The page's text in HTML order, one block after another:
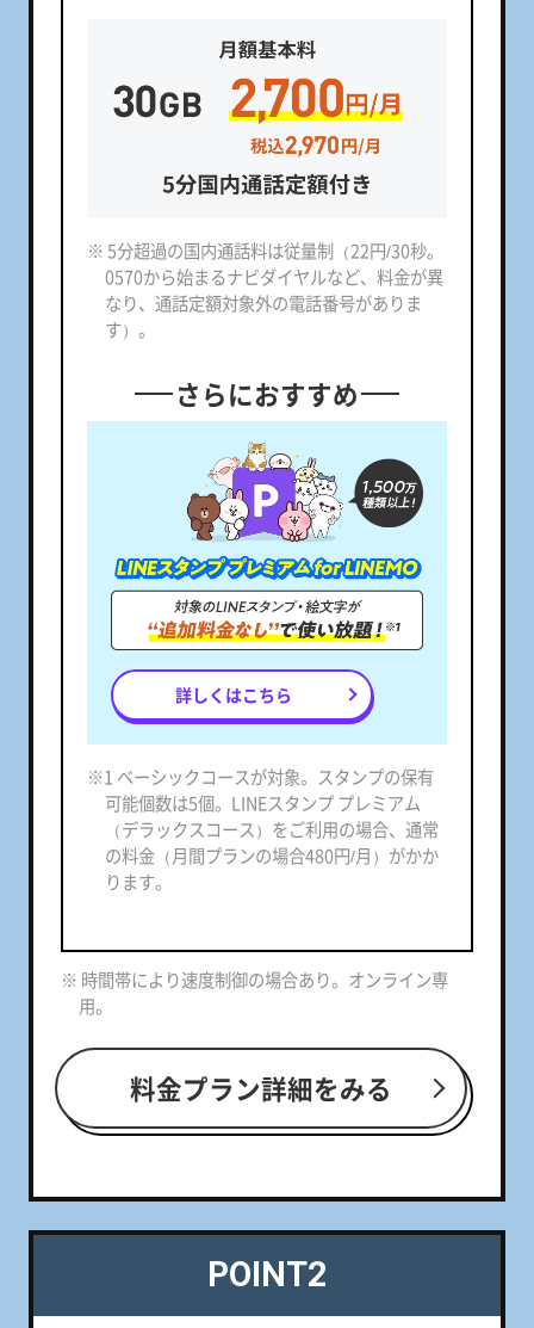
※ 5分超過の国内通話料は従量制（22円/30秒。
0570から始まるナビダイヤルなど、料金が異
なり、通話定額対象外の電話番号がありま
す）。
さらにおすすめ
詳しくはこちら
※1 ベーシックコースが対象。スタンプの保有
可能個数は5個。LINEスタンプ プレミアム
（デラックスコース）をご利用の場合、通常
の料金（月間プランの場合480円/月）がかか
ります。
※ 時間帯により速度制御の場合あり。オンライン専
用。
料金プラン詳細をみる
POINT2